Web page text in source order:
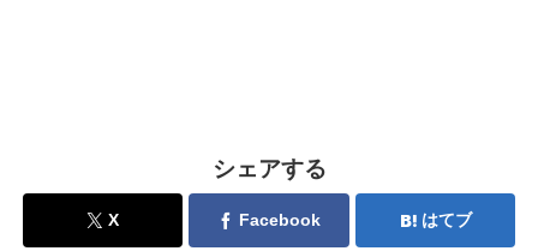
シェアする
X Facebook はてブ